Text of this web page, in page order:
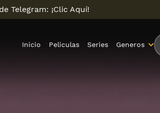
Telegram: ¡Clic Aquí!
Inicio Peliculas Series Generos